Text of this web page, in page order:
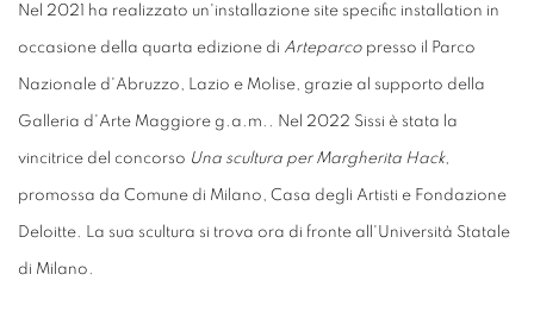
Nel 2021 ha realizzato un'installazione site specific installation in
occasione della quarta edizione di Arteparco presso il Parco
Nazionale d'Abruzzo, Lazio e Molise, grazie al supporto della
Galleria d'Arte Maggiore g.a.m.. Nel 2022 Sissi è stata la
vincitrice del concorso Una scultura per Margherita Hack,
promossa da Comune di Milano, Casa degli Artisti e Fondazione
Deloitte. La sua scultura si trova ora di fronte all'Università Statale
di Milano.